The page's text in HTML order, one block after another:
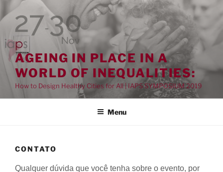
para
conteúdo
AGEING IN PLACE IN A
WORLD OF INEQUALITIES:
How to Design Healthy Cities for All | IAPS SYMPOSIUM 2019
Menu
CONTATO
Qualquer dúvida que você tenha sobre o evento, por